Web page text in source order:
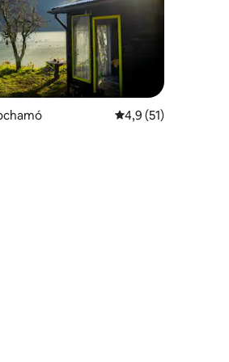
la base de 11 commentaires : 5 sur 5
Évaluation
4,9 (51)